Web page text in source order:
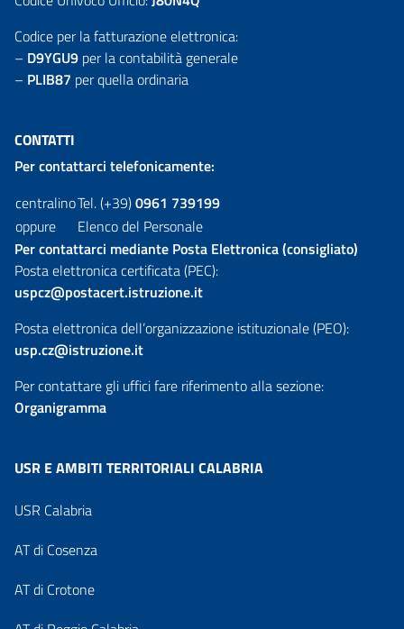
Codice per la fatturazione elettronica:
– D9YGU9 per la contabilità generale
– PLIB87 per quella ordinaria
CONTATTI
Per contattarci telefonicamente:
centralinoTel. (+39)0961 739199
oppure
Elenco del Personale
Per contattarci mediante Posta Elettronica (consigliato)
Posta elettronica certificata (PEC):
uspcz@postacert.istruzione.it
Posta elettronica dell’organizzazione istituzionale (PEO):
usp.cz@istruzione.it
Per contattare gli uffici fare riferimento alla sezione:
Organigramma
USR E AMBITI TERRITORIALI CALABRIA
USR Calabria
AT di Cosenza
AT di Crotone